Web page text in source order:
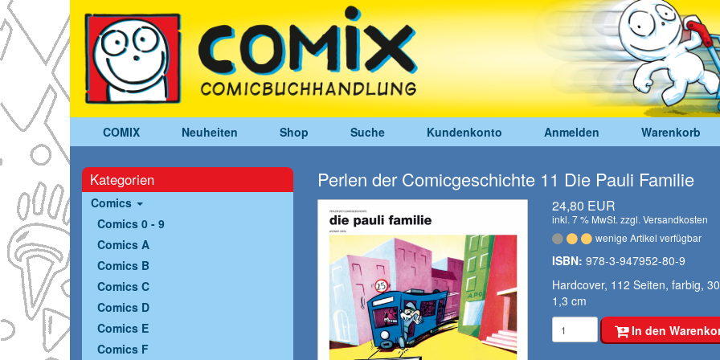
COMIX Neuheiten Shop Suche Kundenkonto Anmelden Warenkorb
Kategorien
Comics
Comics 0 - 9
Comics A
Comics B
Comics C
Comics D
Comics E
Comics F
Perlen der Comicgeschichte 11 Die Pauli Familie
24,80 EUR
inkl. 7 % MwSt. zzgl. Versandkosten
wenige Artikel verfügbar
ISBN: 978-3-947952-80-9
Hardcover, 112 Seiten, farbig,
1,3 cm
In den